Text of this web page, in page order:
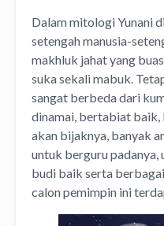
Dalam mitologi Yunani
setengah manusia-
makhluk jahat yang
suka sekali mabuk.
sangat berbeda dari
dinamai, bertabiat baik,
akan bijaknya, banyak
untuk berguru
budi baik serta
calon pemimpin ini